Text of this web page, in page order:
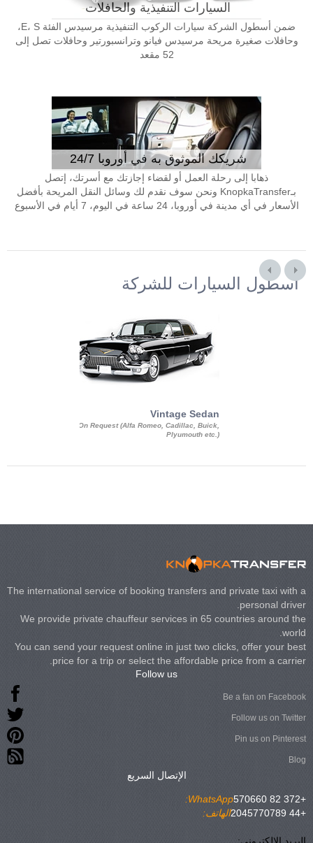
السيارات التنفيذية والحافلات
ضمن أسطول الشركة سيارات الركوب التنفيذية مرسيدس الفئة E، S،
وحافلات صغيرة مريحة مرسيدس فيانو وترانسبورتير وحافلات تصل إلى
52 مقعد
شريكك الموثوق به في أوروبا 24/7
ذهابا إلى رحلة العمل أو لقضاء إجازتك مع أسرتك، إتصل
بـKnopkaTransfer ونحن سوف نقدم لك وسائل النقل المريحة بأفضل
الأسعار في أي مدينة في أوروبا، 24 ساعة في اليوم، 7 أيام في الأسبوع
أسطول السيارات للشركة
Vintage Sedan
On Request (Alfa Romeo, Cadillac, Buick,
Plyumouth etc.)
The international service of booking transfers and private taxi with a
personal driver.
We provide private chauffeur services in 65 countries around the
world.
You can send your request online in just two clicks, offer your best
price for a trip or select the affordable price from a carrier.
Follow us
Be a fan on Facebook
Follow us on Twitter
Pin us on Pinterest
Blog
الإتصال السريع
WhatsApp:
+372 82 570660
الهاتف:
+44 2045770789